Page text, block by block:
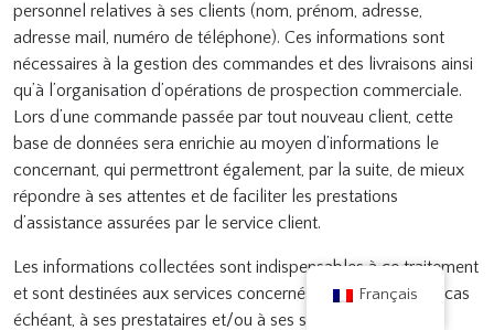
personnel relatives à ses clients (nom, prénom, adresse,
adresse mail, numéro de téléphone). Ces informations sont
nécessaires à la gestion des commandes et des livraisons ainsi
qu’à l’organisation d’opérations de prospection commerciale.
Lors d’une commande passée par tout nouveau client, cette
base de données sera enrichie au moyen d’informations le
concernant, qui permettront également, par la suite, de mieux
répondre à ses attentes et de faciliter les prestations
d’assistance assurées par le service client.
Les informations collectées sont indispensables à ce traitement
et sont destinées aux services concernés du Vendeur et, le cas
échéant, à ses prestataires et/ou à ses sous-traitants.
Français